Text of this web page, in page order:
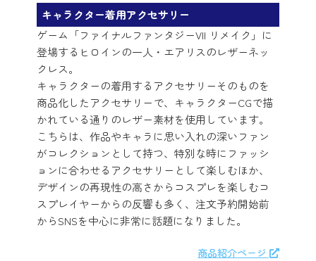
キャラクター着用アクセサリー
ゲーム「ファイナルファンタジーVII リメイク」に
登場するヒロインの一人・エアリスのレザーネッ
クレス。
キャラクターの着用するアクセサリーそのものを
商品化したアクセサリーで、キャラクターCGで描
かれている通りのレザー素材を使用しています。
こちらは、作品やキャラに思い入れの深いファン
がコレクションとして持つ、特別な時にファッシ
ョンに合わせるアクセサリーとして楽しむほか、
デザインの再現性の高さからコスプレを楽しむコ
スプレイヤーからの反響も多く、注文予約開始前
からSNSを中心に非常に話題になりました。
商品紹介ページ